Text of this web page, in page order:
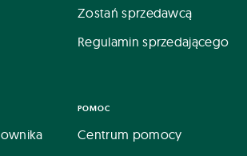
Zostań sprzedawcą
Regulamin sprzedającego
POMOC
Centrum pomocy